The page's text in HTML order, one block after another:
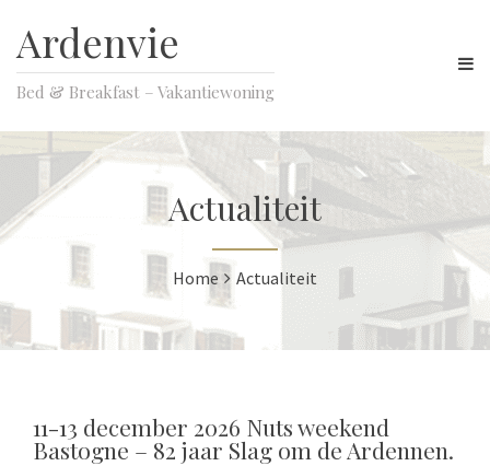
Ardenvie
Bed & Breakfast – Vakantiewoning
Actualiteit
Home Actualiteit
11-13 december 2026 Nuts weekend
Bastogne – 82 jaar Slag om de Ardennen.